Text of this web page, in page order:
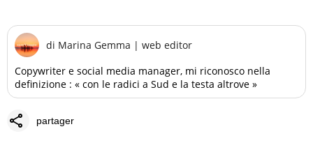
di Marina Gemma | web editor
Copywriter e social media manager, mi riconosco nella
definizione : « con le radici a Sud e la testa altrove »
share partager